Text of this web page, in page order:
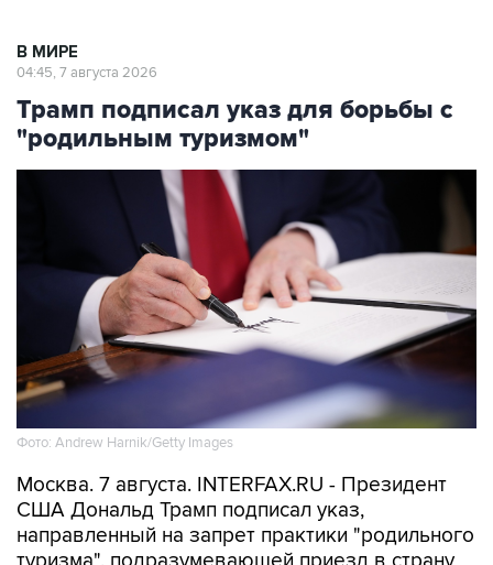
В МИРЕ
04:45, 7 августа 2026
Трамп подписал указ для борьбы с
"родильным туризмом"
Фото: Andrew Harnik/Getty Images
Москва. 7 августа. INTERFAX.RU - Президент
США Дональд Трамп подписал указ,
направленный на запрет практики "родильного